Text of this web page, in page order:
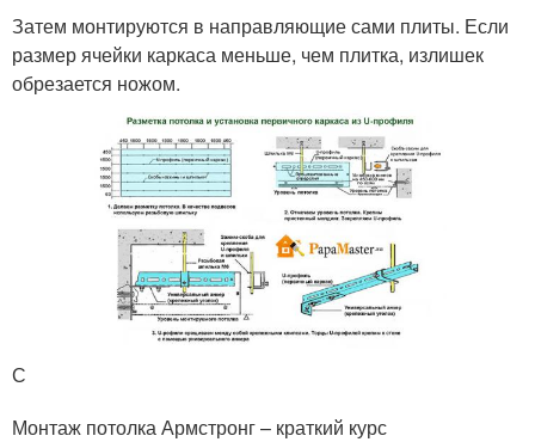
Затем монтируются в направляющие сами плиты. Если
размер ячейки каркаса меньше, чем плитка, излишек
обрезается ножом.
С
Монтаж потолка Армстронг – краткий курс